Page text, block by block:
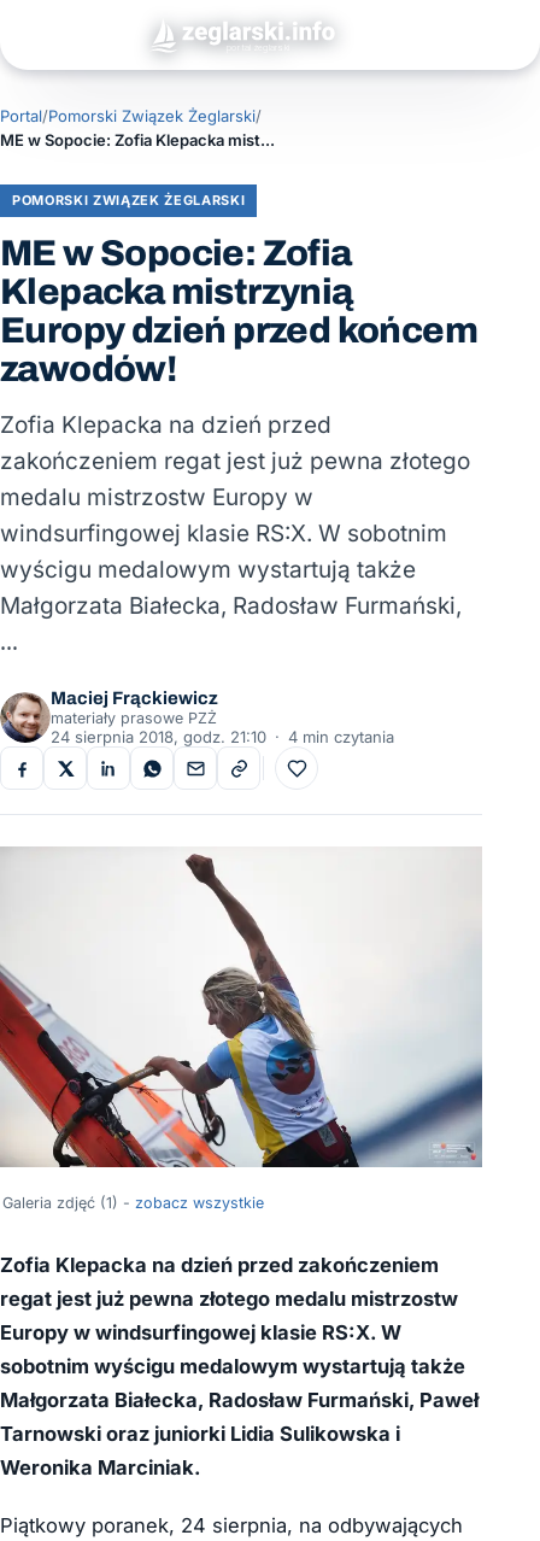
Portal/Pomorski Związek Żeglarski/
ME w Sopocie: Zofia Klepacka mistrzynią Europy dzień przed końcem zawodów!
POMORSKI ZWIĄZEK ŻEGLARSKI
ME w Sopocie: Zofia
Klepacka mistrzynią
Europy dzień przed końcem
zawodów!
Zofia Klepacka na dzień przed
zakończeniem regat jest już pewna złotego
medalu mistrzostw Europy w
windsurfingowej klasie RS:X. W sobotnim
wyścigu medalowym wystartują także
Małgorzata Białecka, Radosław Furmański,
…
Maciej Frąckiewicz
materiały prasowe PZŻ
24 sierpnia 2018, godz. 21:10 · 4 min czytania
Do ulubionych
Galeria zdjęć (1) - zobacz wszystkie
Zofia Klepacka na dzień przed zakończeniem
regat jest już pewna złotego medalu mistrzostw
Europy w windsurfingowej klasie RS:X. W
sobotnim wyścigu medalowym wystartują także
Małgorzata Białecka, Radosław Furmański, Paweł
Tarnowski oraz juniorki Lidia Sulikowska i
Weronika Marciniak.
Piątkowy poranek, 24 sierpnia, na odbywających